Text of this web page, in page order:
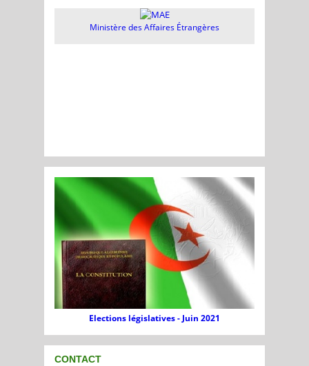
Ministère des Affaires Étrangères
Elections législatives - Juin 2021
CONTACT